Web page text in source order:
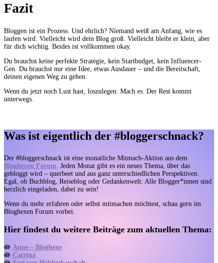
Fazit
Bloggen ist ein Prozess. Und ehrlich? Niemand weiß am Anfang, wie es
laufen wird. Vielleicht wird dein Blog groß. Vielleicht bleibt er klein, aber
für dich wichtig. Beides ist vollkommen okay.
Du brauchst keine perfekte Strategie, kein Startbudget, kein Influencer-
Gen. Du brauchst nur eine Idee, etwas Ausdauer – und die Bereitschaft,
deinen eigenen Weg zu gehen.
Wenn du jetzt noch Lust hast, loszulegen: Mach es. Der Rest kommt
unterwegs.
Was ist eigentlich der #bloggerschnack?
Der #bloggerschnack ist eine monatliche Mitmach-Aktion aus dem
Bloghexen Forum. Jeden Monat gibt es ein neues Thema, über das
gebloggt wird – querbeet und aus ganz unterschiedlichen Perspektiven.
Egal, ob Buchblog, Reiseblog oder Gedankenwelt: Alle Blogger*innen sind
herzlich eingeladen, dabei zu sein!
Wenn du mehr erfahren oder selbst mitmachen möchtest, schau gern im
Bloghexen Forum vorbei.
Hier findest du weitere Beiträge zum aktuellen Thema:
🪷 Anne – Bloghexe
🪷 Catrina